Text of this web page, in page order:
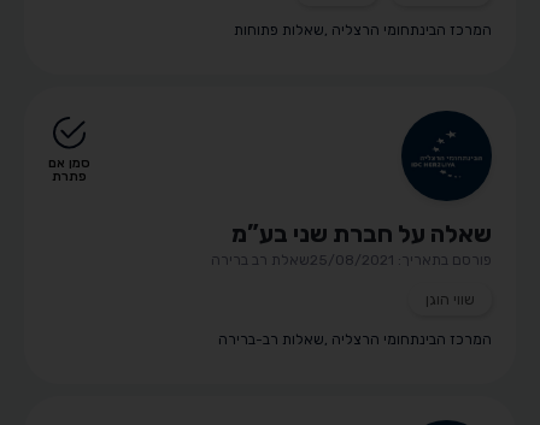
המרכז הבינתחומי הרצליה ,שאלות פתוחות
שאלה על חברת שני בע”מ
פורסם בתאריך: 25/08/2021 שאלת רב ברירה
שווי הוגן
המרכז הבינתחומי הרצליה ,שאלות רב-ברירה
סמן אם
פתרת